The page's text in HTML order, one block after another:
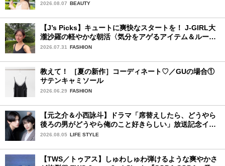
品〉
2026.08.07 BEAUTY
【J’s Picks】キュートに爽快なスタートを！ J-GIRL大
瀧沙羅の軽やかな朝活〈気分をアゲるアイテム＆ルーテ
ィーン〉
2026.07.31 FASHION
教えて！ ［夏の新作］コーディネート♡／GUの場合①
サテンキャミソール
2026.06.29 FASHION
【元之介＆小西詠斗】ドラマ「席替えしたら、どうやら
後ろの男がどうやら俺のこと好きらしい」放送記念イン
タビュー♡ 「自然と詠斗くんが可愛く見えたんです」
2026.08.05 LIFE STYLE
【TWS／トゥアス】しゅわしゅわ弾けるような爽やかさ